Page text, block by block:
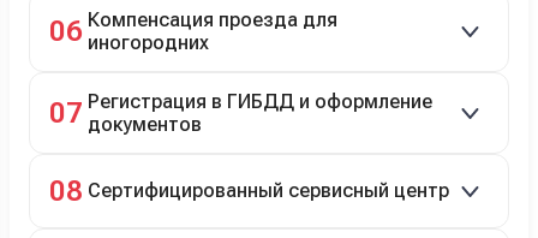
06 Компенсация проезда для
иногородних
07 Регистрация в ГИБДД и оформление
документов
08 Сертифицированный сервисный центр